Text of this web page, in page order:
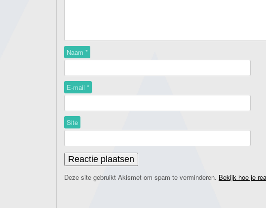
Naam *
E-mail *
Site
Deze site gebruikt Akismet om spam te verminderen. Bekijk hoe je